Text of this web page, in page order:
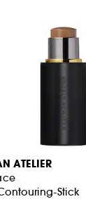
ATELIER
Stick